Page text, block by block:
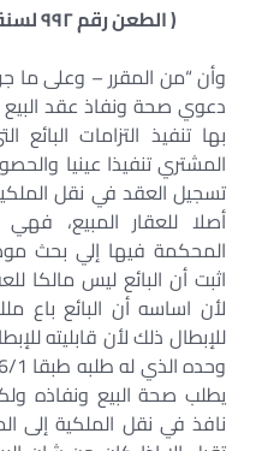
( الطعن رقم ۹۹۲ لسنة 55ق جلسة 30/6/1988)
وأن “من المقرر – وعلى
دعوي صحة ونفاذ عقد
بها تنفيذ التزامات
المشتري تنفيذا عينيا
تسجيل العقد في نقل
أصلا للعقار المبيع،
المحكمة فيها إلي بحث
اثبت أن البائع ليس مالكا
لأن اساسه أن البائع باع
للإبطال ذلك لأن قابليته
يطلب صحة البيع ونفاذه
نافذ في نقل الملكية إلى